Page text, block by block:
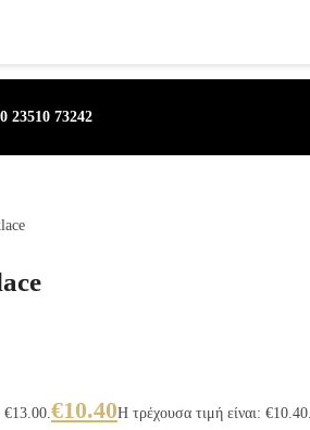
23510 73242
€10.40Η τρέχουσα τιμή είναι: €10.40.